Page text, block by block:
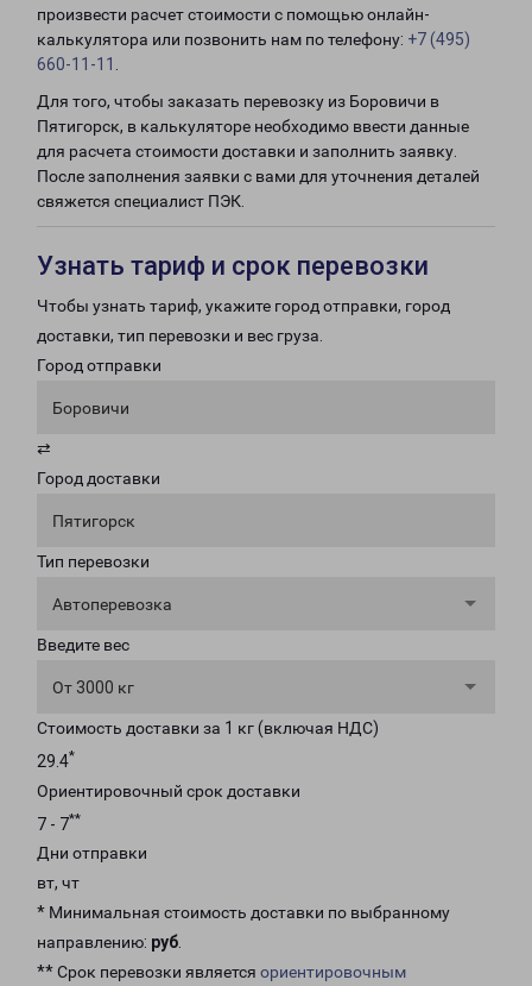
произвести расчет стоимости с помощью онлайн-
калькулятора или позвонить нам по телефону: +7 (495)
660-11-11
Для того, чтобы заказать перевозку из Боровичи в
Пятигорск, в калькуляторе необходимо ввести данные
для расчета стоимости доставки и заполнить заявку.
После заполнения заявки с вами для уточнения деталей
свяжется специалист ПЭК.
Узнать тариф и срок перевозки
Чтобы узнать тариф, укажите город отправки, город
доставки, тип перевозки и вес груза.
Город отправки
Боровичи
⇄
Город доставки
Пятигорск
Тип перевозки
Автоперевозка
Введите вес
От 3000 кг
Стоимость доставки за 1 кг (включая НДС)
29.4*
Ориентировочный срок доставки
7 - 7**
Дни отправки
вт, чт
* Минимальная стоимость доставки по выбранному
направлению: руб.
** Срок перевозки является ориентировочным